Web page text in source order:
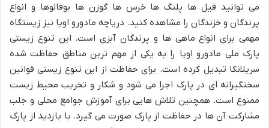
می توانید فیل ها پلنگ ها خرس ها گوزن ها بوفالوها و انواع
پرندگان و خزندگان را مشاهده کنید. دریاچه مادورو اویا نیز زیستگاه
مهمی برای انواع ماهی ها و پرندگان آبزی است. این تنوع زیستی
پارک ملی مادورو اویا را به یکی از مهم ترین مناطق حفاظت شده
سریلانکا تبدیل کرده است. برای حفاظت از این تنوع زیستی قوانین
سختگیرانه ای در پارک اجرا می شود و شکار و تخریب محیط زیست
ممنوع است. همچنین تلاش هایی برای آموزش جوامع محلی و جلب
مشارکت آن ها در حفاظت از پارک صورت می گیرد. با بازدید از پارک